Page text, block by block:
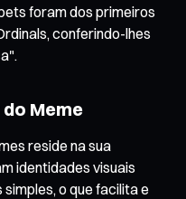
foram dos primeiros
conferindo-lhes
Meme
reside na sua
identidades visuais
o que facilita e